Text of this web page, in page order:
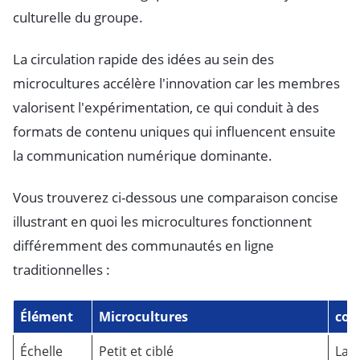
culturelle du groupe.
La circulation rapide des idées au sein des
microcultures accélère l'innovation car les membres
valorisent l'expérimentation, ce qui conduit à des
formats de contenu uniques qui influencent ensuite
la communication numérique dominante.
Vous trouverez ci-dessous une comparaison concise
illustrant en quoi les microcultures fonctionnent
différemment des communautés en ligne
traditionnelles :
Élément Microcultures
Échelle
Petit et ciblé